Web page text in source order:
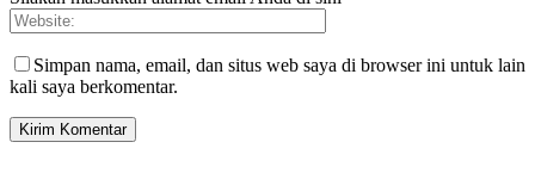
Simpan nama, email, dan situs web saya di browser ini untuk lain
kali saya berkomentar.